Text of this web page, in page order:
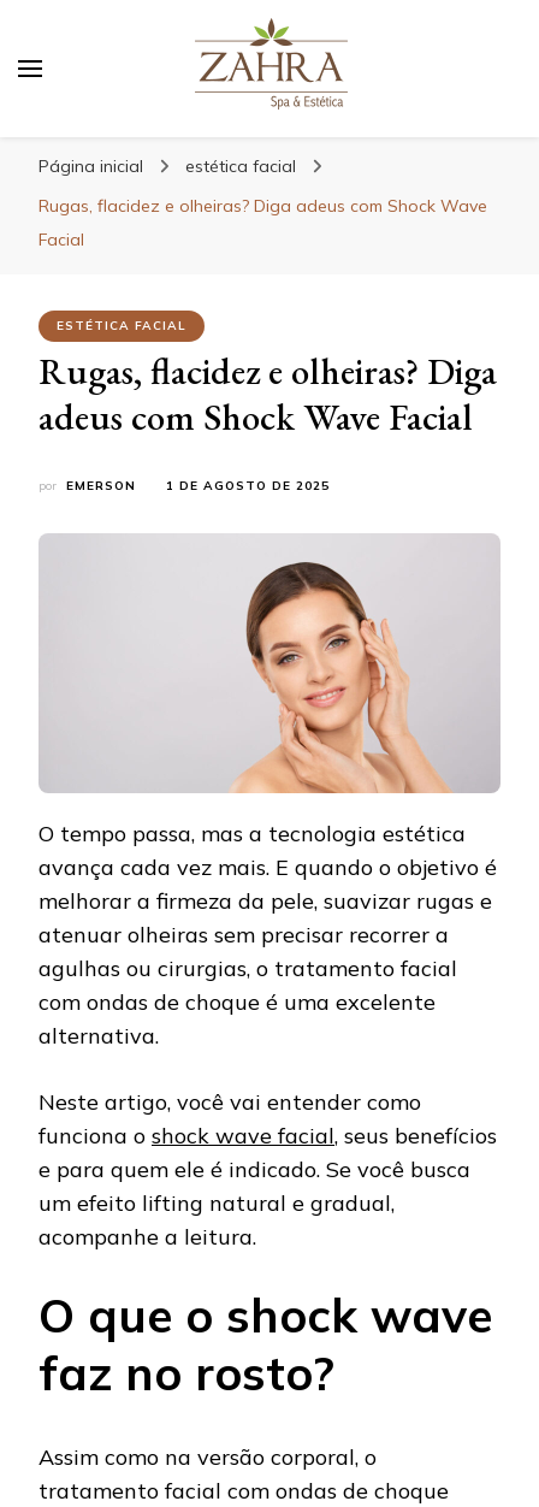
e relaxamento
Página inicial
estética facial
Rugas, flacidez e olheiras? Diga adeus com Shock Wave
Facial
ESTÉTICA FACIAL
Rugas, flacidez e olheiras? Diga
adeus com Shock Wave Facial
por EMERSON 1 DE AGOSTO DE 2025
O tempo passa, mas a tecnologia estética
avança cada vez mais. E quando o objetivo é
melhorar a firmeza da pele, suavizar rugas e
atenuar olheiras sem precisar recorrer a
agulhas ou cirurgias, o tratamento facial
com ondas de choque é uma excelente
alternativa.
Neste artigo, você vai entender como
funciona o shock wave facial, seus benefícios
e para quem ele é indicado. Se você busca
um efeito lifting natural e gradual,
acompanhe a leitura.
O que o shock wave
faz no rosto?
Assim como na versão corporal, o
tratamento facial com ondas de choque